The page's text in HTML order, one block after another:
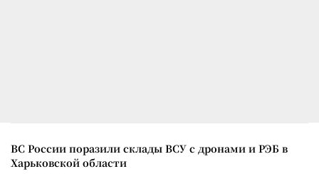
ВС России поразили склады ВСУ с дронами и РЭБ в
Харьковской области